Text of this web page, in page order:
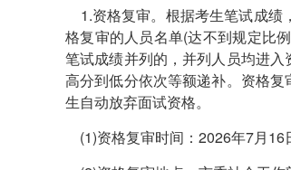
1.资格复审。根据考生笔试成绩
格复审的人员名单(达不到规定比
笔试成绩并列的，并列人员均进
高分到低分依次等额递补。资格
生自动放弃面试资格。
(1)资格复审时间：2026年7月16